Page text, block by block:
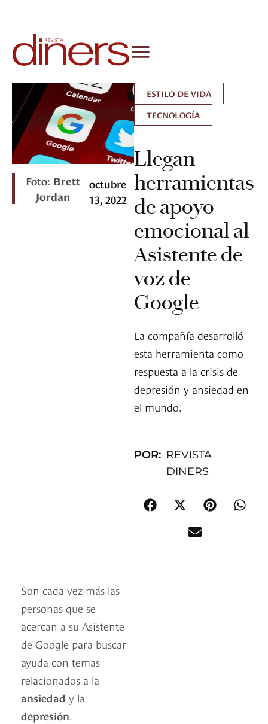
Foto: Brett
Jordan
octubre
13, 2022
ESTILO DE VIDA
TECNOLOGÍA
Llegan
herramientas
de apoyo
emocional al
Asistente de
voz de
Google
La compañía desarrolló
esta herramienta como
respuesta a la crisis de
depresión y ansiedad en
el mundo.
POR: REVISTA
DINERS
Son cada vez más las
personas que se
acercan a su Asistente
de Google para buscar
ayuda con temas
relacionados a la
ansiedad y la
depresión.